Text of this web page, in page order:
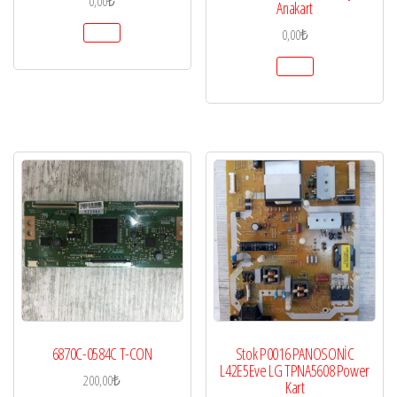
Anakart
0,00₺
6870C-0584C T-CON
200,00₺
Stok P0016 PANOSONİC
L42E5Eve LG TPNA5608 Power
Kart